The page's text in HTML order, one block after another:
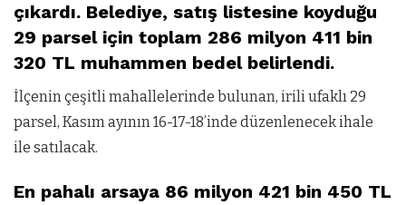
çıkardı. Belediye, satış listesine koyduğu
29 parsel için toplam 286 milyon 411 bin
320 TL muhammen bedel belirlendi.
İlçenin çeşitli mahallelerinde bulunan, irili ufaklı 29
parsel, Kasım ayının 16-17-18’inde düzenlenecek ihale
ile satılacak.
En pahalı arsaya 86 milyon 421 bin 450 TL